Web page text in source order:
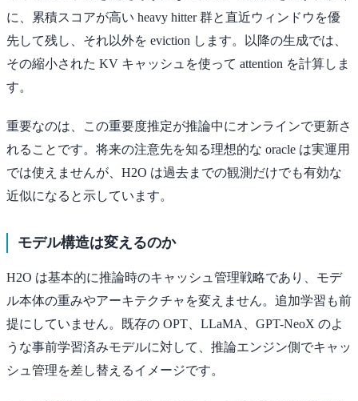
に、累積スコアが高い heavy hitter 群と直近ウィンドウを優
先して残し、それ以外を eviction します。以降の生成では、
その縮小された KV キャッシュを使って attention を計算しま
す。
重要なのは、この重要度推定が推論中にオンラインで更新さ
れることです。将来の注意先を知る理想的な oracle は実運用
では使えませんが、H2O は過去までの観測だけでも有効な
近似になると示しています。
モデル構造は変えるのか
H2O は基本的に推論時のキャッシュ管理戦略であり、モデ
ル本体の重みやアーキテクチャを変えません。追加学習も前
提にしていません。既存の OPT、LLaMA、GPT-NeoX のよ
うな事前学習済みモデルに対して、推論エンジン側でキャッ
シュ管理を差し替えるイメージです。